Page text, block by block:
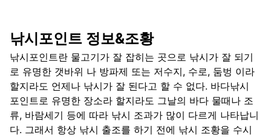
낚시포인트 정보&조황
낚시포인트란 물고기가 잘 잡히는 곳으로 낚시가 잘 되기
로 유명한 갯바위 나 방파제 또는 저수지, 수로, 둠벙 이라
할지라도 언제나 낚시가 잘 된다고 할 수 없다. 바다낚시
포인트로 유명한 장소라 할지라도 그날의 바다 물때나 조
류, 바람세기 등에 따라 낚시 조과가 많이 다르게 나타납니
다. 그래서 항상 낚시 출조를 하기 전에 낚시 조황을 수시